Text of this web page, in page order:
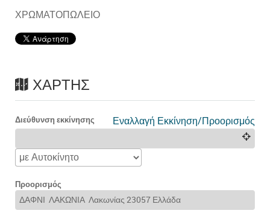
ΧΡΩΜΑΤΟΠΩΛΕΙΟ
ΧΆΡΤΗΣ
Εναλλαγή Εκκίνηση/Προορισμός
Διεύθυνση εκκίνησης
Προορισμός